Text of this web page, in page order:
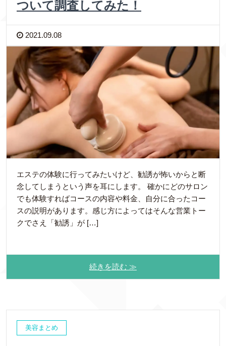
ついて調査してみた！
2021.09.08
エステの体験に行ってみたいけど、勧誘が怖いからと断
念してしまうという声を耳にします。 確かにどのサロン
でも体験すればコースの内容や料金、自分に合ったコー
スの説明があります。感じ方によってはそんな営業トー
クでさえ「勧誘」が […]
続きを読む ≫
美容まとめ